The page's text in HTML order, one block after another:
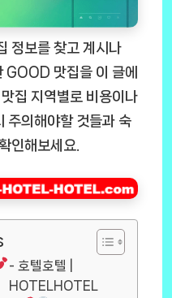
정보를 찾고 계시나
GOOD 맛집을 이 글에
집 지역별로 비용이나
주의해야할 것들과 숙
인해보세요.
- 호텔호텔 |
HOTELHOTEL